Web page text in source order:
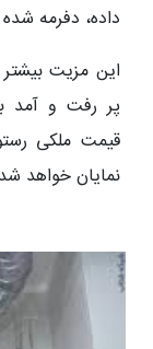
داده، دفرمه
این مزیت
پر رفت و آمد
قیمت ملکی
نمایان خواهد